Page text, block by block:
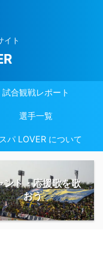
イト
試合観戦レポート
選手一覧
パ LOVER について
ント・応援歌を歌
おう